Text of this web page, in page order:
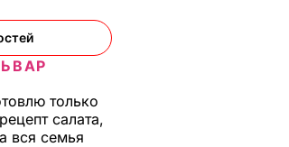
только
салата,
вся семья